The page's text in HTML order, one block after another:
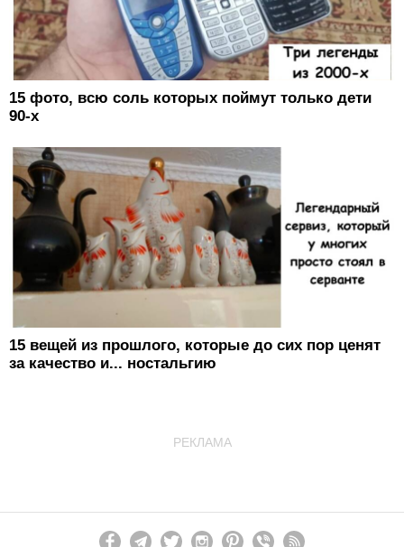
15 фото, всю соль которых поймут только дети
90-х
15 вещей из прошлого, которые до сих пор ценят
за качество и... ностальгию
РЕКЛАМА